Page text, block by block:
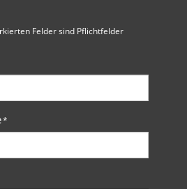
Felder sind Pflichtfelder
*